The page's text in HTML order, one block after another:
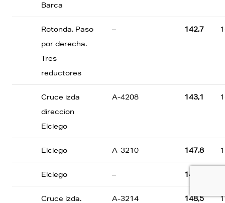
Barca
Rotonda. Paso
por derecha.
Tres
reductores
– 142,7
Cruce izda
direccion
Elciego
A-4208 143,1
Elciego A-3210 147,8
Elciego – 148,0
Cruce izda. A-3214 148,5